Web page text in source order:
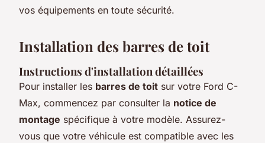
vos équipements en toute sécurité.
Installation des barres de toit
Instructions d'installation détaillées
Pour installer les barres de toit sur votre Ford C-
Max, commencez par consulter la notice de
montage spécifique à votre modèle. Assurez-
vous que votre véhicule est compatible avec les